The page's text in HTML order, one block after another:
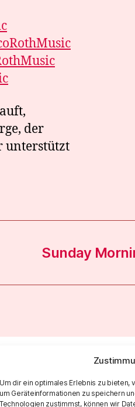
Um dir ein optimales Erlebnis zu
um Geräteinformationen zu speichern
Technologien zustimmst, können wir
der
unterstützt
Sunday